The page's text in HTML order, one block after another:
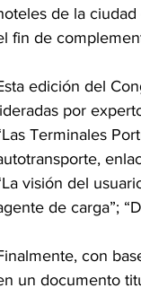
de la
fin de
edición del
por
Terminales
visión del
de carga”;
con
un documento